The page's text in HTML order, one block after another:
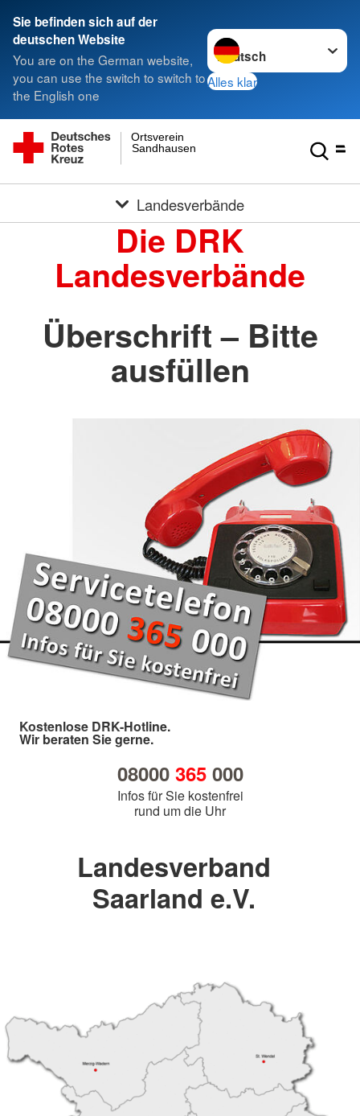
Sie befinden sich auf der
deutschen Website
You are on the German website,
you can use the switch to switch to
the English one
Sprache wechseln zu
Alles klar
Sandhausen
Ortsverein
Landesverbände
Die DRK
Landesverbände
Überschrift – Bitte
ausfüllen
Kostenlose DRK-Hotline.
Wir beraten Sie gerne.
08000 365000
Infos für Sie kostenfrei
rund um die Uhr
Landesverband
Saarland e.V.